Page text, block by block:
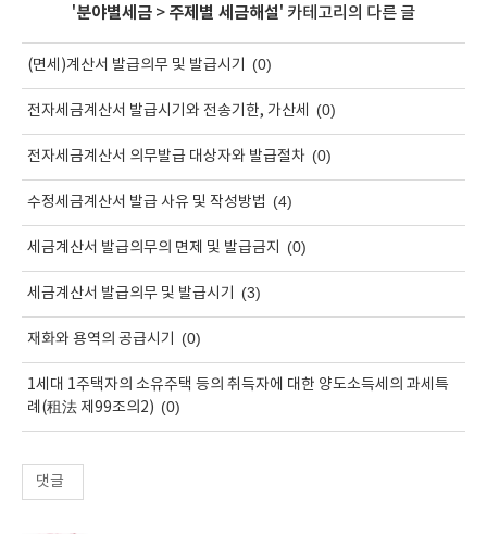
'분야별세금 > 주제별 세금해설' 카테고리의 다른 글
(면세)계산서 발급의무 및 발급시기 (0)
전자세금계산서 발급시기와 전송기한, 가산세 (0)
전자세금계산서 의무발급 대상자와 발급절차 (0)
수정세금계산서 발급 사유 및 작성방법 (4)
세금계산서 발급의무의 면제 및 발급금지 (0)
세금계산서 발급의무 및 발급시기 (3)
재화와 용역의 공급시기 (0)
1세대 1주택자의 소유주택 등의 취득자에 대한 양도소득세의 과세특
례(租法 제99조의2) (0)
댓글